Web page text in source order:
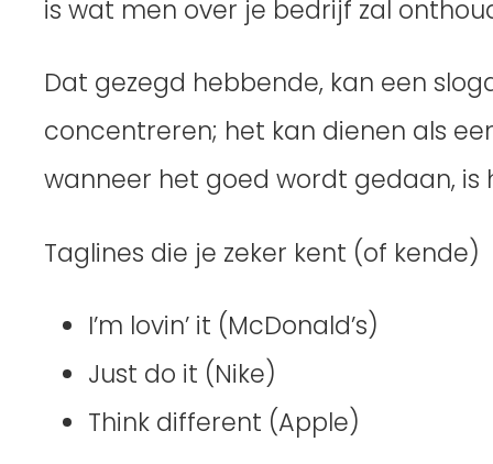
is wat men over je bedrijf zal
Dat gezegd hebbende, kan een
concentreren; het kan dienen als
wanneer het goed wordt gedaan,
Taglines die je zeker kent (of kende)
I’m lovin’ it (McDonald’s)
Just do it (Nike)
Think different (Apple)